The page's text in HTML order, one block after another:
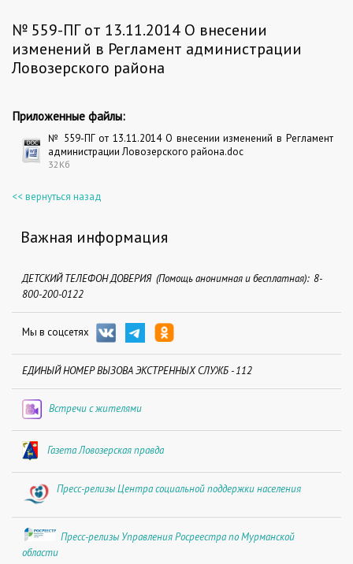
№ 559-ПГ от 13.11.2014 О внесении
изменений в Регламент администрации
Ловозерского района
Приложенные файлы:
№ 559-ПГ от 13.11.2014 О внесении изменений в Регламент
администрации Ловозерского района.doc
32Кб
<< вернуться назад
Важная информация
ДЕТСКИЙ ТЕЛЕФОН ДОВЕРИЯ (Помощь анонимная и бесплатная): 8-
800-200-0122
Мы в соцсетях
ЕДИНЫЙ НОМЕР ВЫЗОВА ЭКСТРЕННЫХ СЛУЖБ - 112
Встречи с жителями
Газета Ловозерская правда
Пресс-релизы Центра социальной поддержки населения
Пресс-релизы Управления Росреестра по Мурманской
области